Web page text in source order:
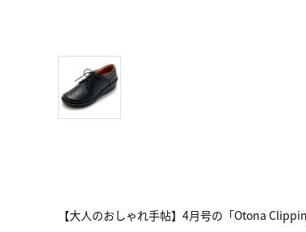
【大人のおしゃれ手帖】4月号の「Otona